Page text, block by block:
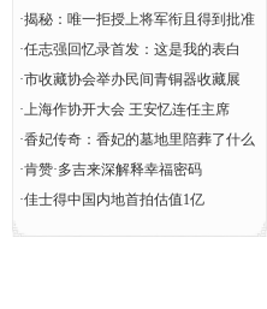
酷了怎能这样
·揭秘：唯一拒授上将军衔且得到批准
的开国将军
·任志强回忆录首发：这是我的表白
·市收藏协会举办民间青铜器收藏展
·上海作协开大会 王安忆连任主席
·香妃传奇：香妃的墓地里陪葬了什么
·肯赞·多吉来深解释幸福密码
·佳士得中国内地首拍估值1亿